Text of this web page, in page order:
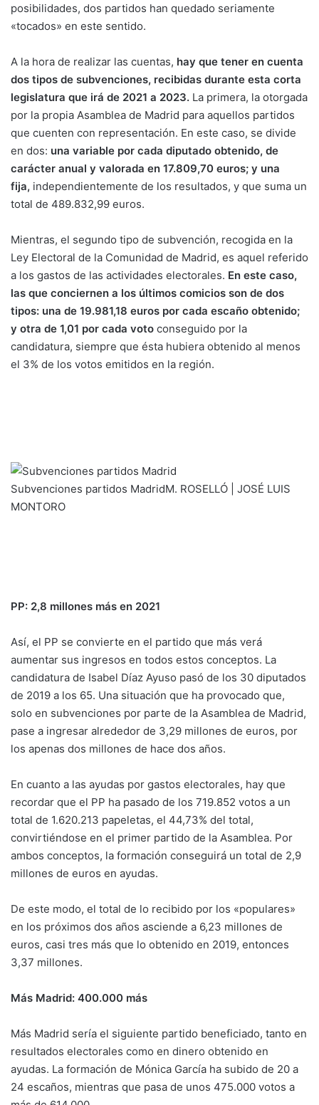
posibilidades, dos partidos han quedado seriamente
«tocados» en este sentido.
A la hora de realizar las cuentas, hay que tener en cuenta
dos tipos de subvenciones, recibidas durante esta corta
legislatura que irá de 2021 a 2023. La primera, la otorgada
por la propia Asamblea de Madrid para aquellos partidos
que cuenten con representación. En este caso, se divide
en dos: una variable por cada diputado obtenido, de
carácter anual y valorada en 17.809,70 euros; y una
fija, independientemente de los resultados, y que suma un
total de 489.832,99 euros.
Mientras, el segundo tipo de subvención, recogida en la
Ley Electoral de la Comunidad de Madrid, es aquel referido
a los gastos de las actividades electorales. En este caso,
las que conciernen a los últimos comicios son de dos
tipos: una de 19.981,18 euros por cada escaño obtenido;
y otra de 1,01 por cada voto conseguido por la
candidatura, siempre que ésta hubiera obtenido al menos
el 3% de los votos emitidos en la región.
Subvenciones partidos MadridM. ROSELLÓ | JOSÉ LUIS
MONTORO
PP: 2,8 millones más en 2021
Así, el PP se convierte en el partido que más verá
aumentar sus ingresos en todos estos conceptos. La
candidatura de Isabel Díaz Ayuso pasó de los 30 diputados
de 2019 a los 65. Una situación que ha provocado que,
solo en subvenciones por parte de la Asamblea de Madrid,
pase a ingresar alrededor de 3,29 millones de euros, por
los apenas dos millones de hace dos años.
En cuanto a las ayudas por gastos electorales, hay que
recordar que el PP ha pasado de los 719.852 votos a un
total de 1.620.213 papeletas, el 44,73% del total,
convirtiéndose en el primer partido de la Asamblea. Por
ambos conceptos, la formación conseguirá un total de 2,9
millones de euros en ayudas.
De este modo, el total de lo recibido por los «populares»
en los próximos dos años asciende a 6,23 millones de
euros, casi tres más que lo obtenido en 2019, entonces
3,37 millones.
Más Madrid: 400.000 más
Más Madrid sería el siguiente partido beneficiado, tanto en
resultados electorales como en dinero obtenido en
ayudas. La formación de Mónica García ha subido de 20 a
24 escaños, mientras que pasa de unos 475.000 votos a